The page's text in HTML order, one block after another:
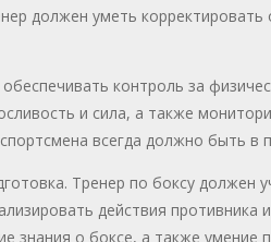
должен уметь
контроль за
и сила, а также
всегда должно быть в
Тренер по боксу должен
действия противника
знания о боксе, а также умение